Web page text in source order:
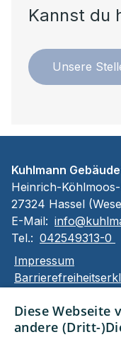
Kannst du
Unsere
Kuhlmann
Heinrich-
27324 Hassel
E-Mail:
Tel.: 042549313-0
Impressum
AGB
Diese Webseite
andere (Dritt-